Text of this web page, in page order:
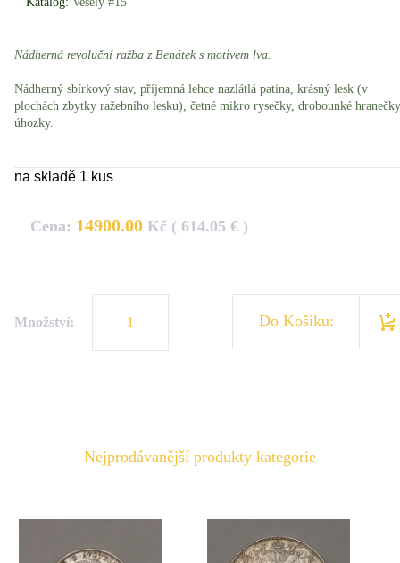
Nádherná revoluční ražba z Benátek s motivem lva.
Nádherný sbírkový stav, příjemná lehce nazlátlá patina, krásný lesk (v
plochách zbytky ražebního lesku), četné mikro rysečky, drobounké
úhozky.
na skladě 1 kus
Cena: 14900.00 Kč ( 614.05 € )
Množství: Do Košíku:
Nejprodávanější produkty kategorie